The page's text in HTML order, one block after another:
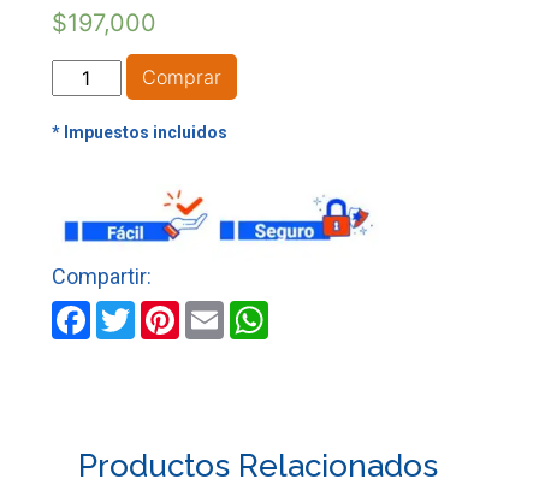
$197,000
ALMADANA
1521-
12
MADERA
HERRAGRO
cantidad
Comprar
Facebook
TwitterPinterest
EmailWhatsApp
Productos Relacionados